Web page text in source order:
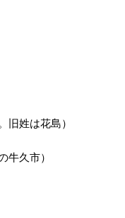
姓は花島）
久市）